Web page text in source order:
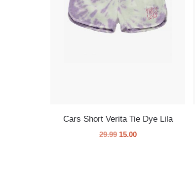
Cars Short Verita Tie Dye Lila
29.99 15.00